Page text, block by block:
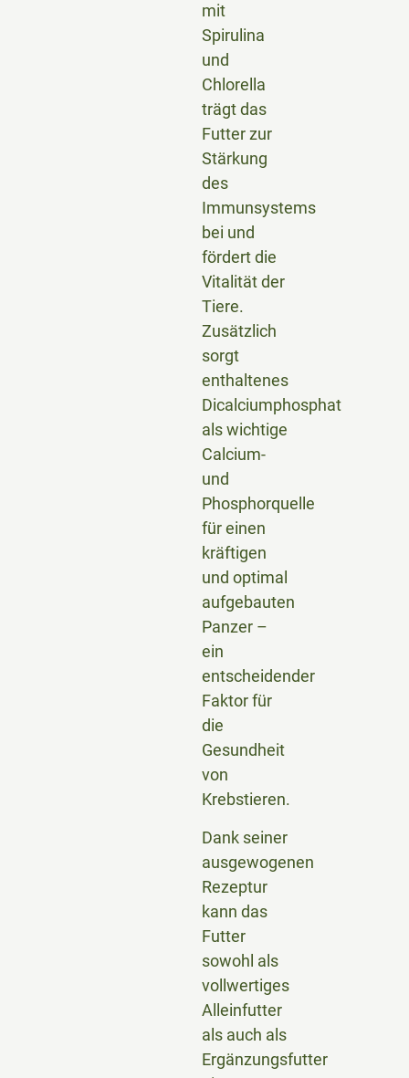
mit
Spirulina
und
Chlorella
trägt das
Futter zur
Stärkung
des
Immunsystems
bei und
fördert die
Vitalität der
Tiere.
Zusätzlich
sorgt
enthaltenes
Dicalciumphosphat
als wichtige
Calcium-
und
Phosphorquelle
für einen
kräftigen
und optimal
aufgebauten
Panzer –
ein
entscheidender
Faktor für
die
Gesundheit
von
Krebstieren.
Dank seiner
ausgewogenen
Rezeptur
kann das
Futter
sowohl als
vollwertiges
Alleinfutter
als auch als
Ergänzungsfutter